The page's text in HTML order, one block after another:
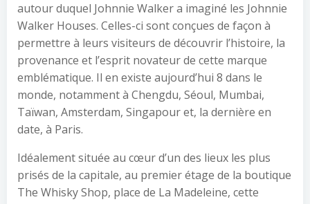
autour duquel Johnnie Walker a imaginé les Johnnie
Walker Houses. Celles-ci sont conçues de façon à
permettre à leurs visiteurs de découvrir l’histoire, la
provenance et l’esprit novateur de cette marque
emblématique. Il en existe aujourd’hui 8 dans le
monde, notamment à Chengdu, Séoul, Mumbai,
Taïwan, Amsterdam, Singapour et, la dernière en
date, à Paris.
Idéalement située au cœur d’un des lieux les plus
prisés de la capitale, au premier étage de la boutique
The Whisky Shop, place de La Madeleine, cette